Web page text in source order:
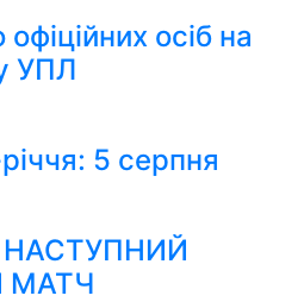
осіб на
УПЛ
5 серпня
НАСТУПНИЙ
МАТЧ